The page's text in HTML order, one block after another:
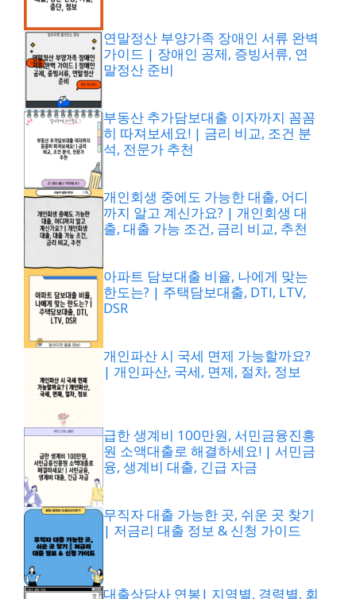
연말정산 부양가족 장애인 서류 완벽
가이드 | 장애인 공제, 증빙서류, 연
말정산 준비
부동산 추가담보대출 이자까지 꼼꼼
히 따져보세요! | 금리 비교, 조건 분
석, 전문가 추천
개인회생 중에도 가능한 대출, 어디
까지 알고 계신가요? | 개인회생 대
출, 대출 가능 조건, 금리 비교, 추천
아파트 담보대출 비율, 나에게 맞는
한도는? | 주택담보대출, DTI, LTV,
DSR
개인파산 시 국세 면제 가능할까요?
| 개인파산, 국세, 면제, 절차, 정보
급한 생계비 100만원, 서민금융진흥
원 소액대출로 해결하세요! | 서민금
융, 생계비 대출, 긴급 자금
무직자 대출 가능한 곳, 쉬운 곳 찾기
| 저금리 대출 정보 & 신청 가이드
대출상담사 연봉| 지역별, 경력별, 회